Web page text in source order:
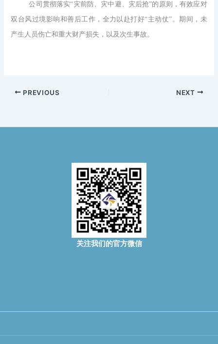
公司贯彻落实“灾前防、灾中避、灾后抢”的原则，有效应对
双台风过境影响和善后工作，全力以赴打好“主动仗”。期间，未
产生人员伤亡和重大财产损失，以及次生事故。
PREVIOUS NEXT
关注我们的官方微信